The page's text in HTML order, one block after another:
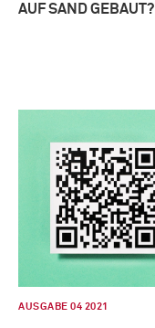
AUF SAND GEBAUT?
AUSGABE 04 2021